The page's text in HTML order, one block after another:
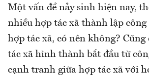
Một vấn đề nảy sinh hiện nay,
nhiều hợp tác xã thành lập
hợp tác xã, có nên không?
tác xã hình thành bắt đầu từ
cạnh tranh giữa hợp tác xã với